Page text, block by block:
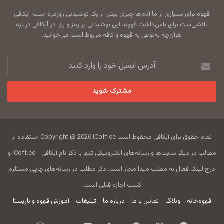
قهوه برای بسیاری از ما آدم‌ها چیزی بیش از یک نوشیدنی روزمره است. آیکافی
تلاشی‌ست برای پاس‌داشت قهوه، این نوشیدنی پر رمز و راز. در آیکافی درباره
هرآن‌چه به‌نوعی به قهوه و کافه مربوط است می‌خوانید.
آدرس
ایمیل
خود
وارد
تمام حقوق برای آیکافی محفوظ است Copyright @ 2026 iCoff.ee استفاده از
مطالب در دیگر سایت‌ها و رسانه‌های الکترونیکی تنها با ذکر نام آیکافی - iCoff.ee و
درج لینک فعال به مطلب مبدا مجاز است. ذکر مطلب در رسانه‌های چاپی مستلزم
کسب اجازه قبلی است.
قهوه‌خانه
وبلاگ تماس با ما درباره ما تبلیغات آموزش قهوه و باریستا